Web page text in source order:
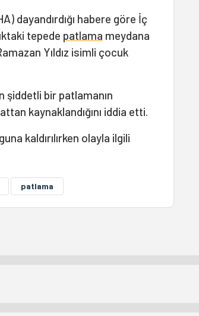
dayandırdığı habere göre İç
tepede patlama meydana
Yıldız isimli çocuk
şiddetli bir patlamanın
kaynaklandığını iddia etti.
kaldırılırken olayla ilgili
patlama